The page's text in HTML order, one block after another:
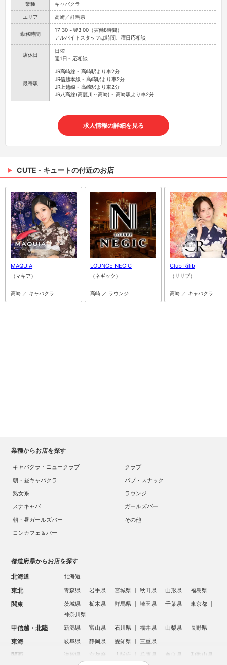
業種 キャバクラ
エリア 高崎／群馬県
勤務時間
17:30～翌3:00（実働8時間）
アルバイトスタッフは時間、曜日応相談
店休日
日曜
週1日～応相談
最寄駅
JR高崎線 - 高崎駅より車2分
JR信越本線 - 高崎駅より車2分
JR上越線 - 高崎駅より車2分
JR八高線(高麗川～高崎) - 高崎駅より車2分
求人情報の詳細を見る
CUTE - キュートの付近のお店
MAQUIA
（マキア）
高崎 ／ キャバクラ
LOUNGE NEGIC
（ネギック）
高崎 ／ ラウンジ
Club Rilib
（リリブ）
高崎 ／ キャバクラ
業種からお店を探す
キャバクラ・ニュークラブ
クラブ
朝・昼キャバクラ
パブ・スナック
熟女系
ラウンジ
スナキャバ
ガールズバー
朝・昼ガールズバー
その他
コンカフェ＆バー
都道府県からお店を探す
北海道 北海道
東北 青森県 岩手県 宮城県 秋田県 山形県 福島県
関東 茨城県 栃木県 群馬県 埼玉県 千葉県
東京都
神奈川県
甲信越・北陸 新潟県 富山県 石川県 福井県 山梨県 長野県
東海 岐阜県 静岡県 愛知県 三重県
関西 滋賀県 京都府 大阪府 兵庫県 奈良県 和歌山県